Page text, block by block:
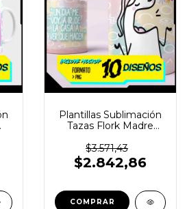
Plantillas Sublimación
Tazas Flork Madre
$3.571,43
$2.842,86